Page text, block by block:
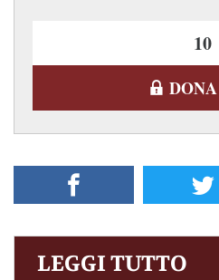
LEGGI TUTTO